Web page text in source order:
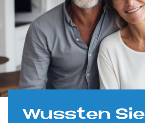
Wuss­ten Sie